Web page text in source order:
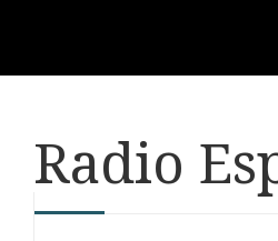
Radio